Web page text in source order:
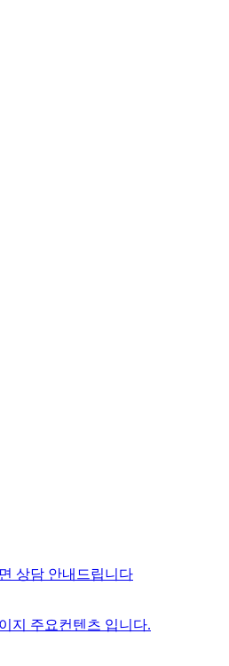
상담 안내드립니다
지 주요컨텐츠 입니다.